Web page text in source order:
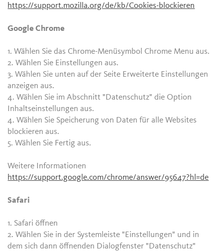
https://support.mozilla.org/de/kb/Cookies-blockieren
Google Chrome
1. Wählen Sie das Chrome-Menüsymbol Chrome Menu aus.
2. Wählen Sie Einstellungen aus.
3. Wählen Sie unten auf der Seite Erweiterte Einstellungen
anzeigen aus.
4. Wählen Sie im Abschnitt "Datenschutz" die Option
Inhaltseinstellungen aus.
4. Wählen Sie Speicherung von Daten für alle Websites
blockieren aus.
5. Wählen Sie Fertig aus.
Weitere Informationen
https://support.google.com/chrome/answer/95647?hl=de
Safari
1. Safari öffnen
2. Wählen Sie in der Systemleiste "Einstellungen" und in
dem sich dann öffnenden Dialogfenster "Datenschutz"